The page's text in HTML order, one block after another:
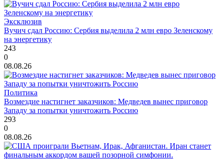
Эксклюзив
Вучич сдал Россию: Сербия выделила 2 млн евро Зеленскому
на энергетику
243
0
08.08.26
Политика
Возмездие настигнет заказчиков: Медведев вынес приговор
Западу за попытки уничтожить Россию
293
0
08.08.26